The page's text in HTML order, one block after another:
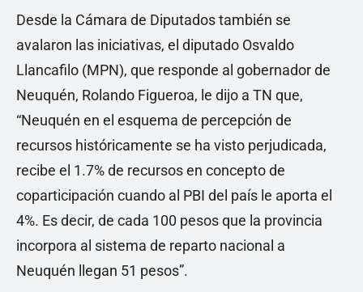
Desde la Cámara de Diputados también se
avalaron las iniciativas, el diputado Osvaldo
Llancafilo (MPN), que responde al gobernador de
Neuquén, Rolando Figueroa, le dijo a TN que,
“Neuquén en el esquema de percepción de
recursos históricamente se ha visto perjudicada,
recibe el 1.7% de recursos en concepto de
coparticipación cuando al PBI del país le aporta el
4%. Es decir, de cada 100 pesos que la provincia
incorpora al sistema de reparto nacional a
Neuquén llegan 51 pesos”.